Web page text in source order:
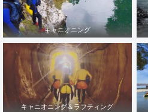
キャニオニング
キャニオニング＆ラフティング